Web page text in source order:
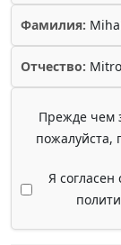
Фамилия:
Отчество:
Прежде чем
пожалуйста,
Я